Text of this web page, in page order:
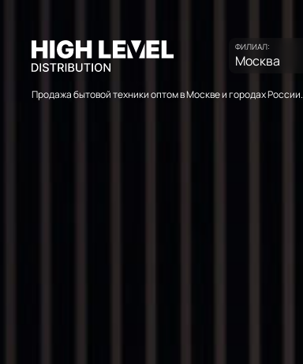
ФИЛИАЛ:
Москва
Продажа бытовой техники оптом в Москве и городах России.